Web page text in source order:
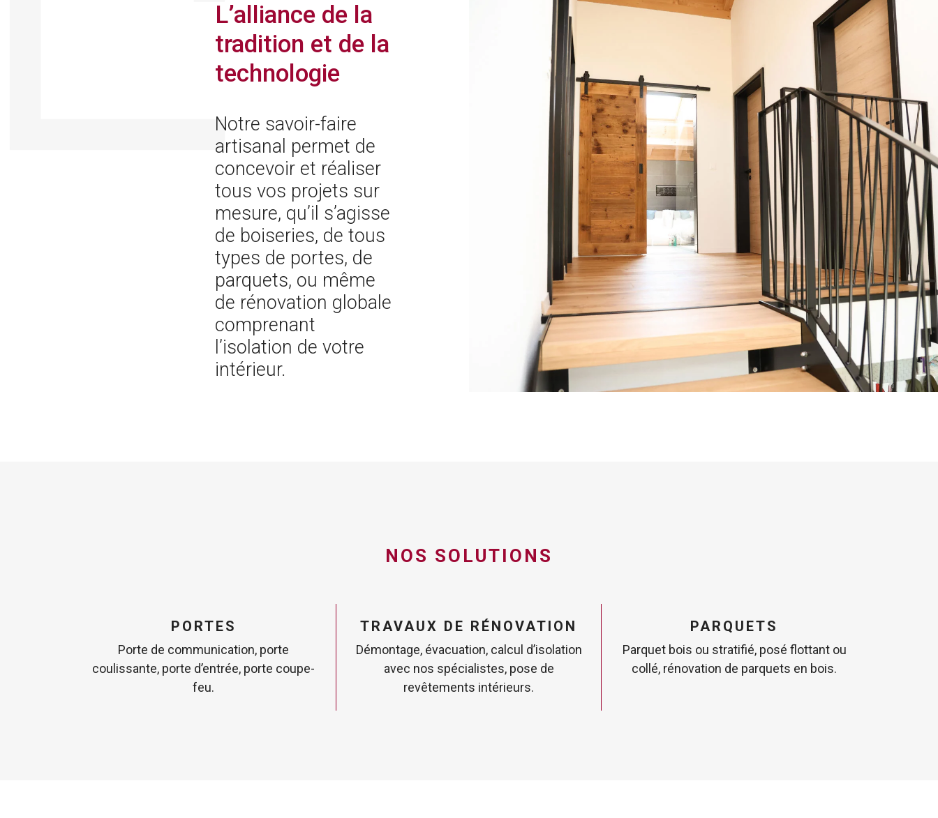
L’alliance de la
tradition et de la
technologie
Notre savoir-faire
artisanal permet de
concevoir et réaliser
tous vos projets sur
mesure, qu’il s’agisse
de boiseries, de tous
types de portes, de
parquets, ou même
de rénovation globale
comprenant
l’isolation de votre
intérieur.
NOS SOLUTIONS
PORTES
Porte de communication, porte
coulissante, porte d’entrée, porte coupe-
feu.
TRAVAUX DE RÉNOVATION
Démontage, évacuation, calcul d’isolation
avec nos spécialistes, pose de
revêtements intérieurs.
PARQUETS
Parquet bois ou stratifié, posé flottant ou
collé, rénovation de parquets en bois.